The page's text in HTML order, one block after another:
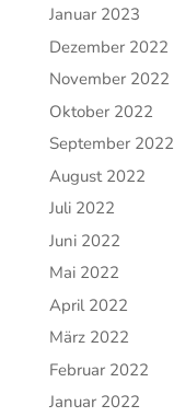
Januar 2023
Dezember 2022
November 2022
Oktober 2022
September 2022
August 2022
Juli 2022
Juni 2022
Mai 2022
April 2022
März 2022
Februar 2022
Januar 2022